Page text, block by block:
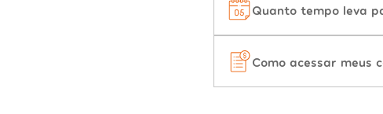
Quanto tempo leva
Como acessar meus